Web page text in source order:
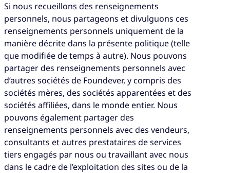
Si nous recueillons des renseignements
personnels, nous partageons et divulguons ces
renseignements personnels uniquement de la
manière décrite dans la présente politique (telle
que modifiée de temps à autre). Nous pouvons
partager des renseignements personnels avec
d’autres sociétés de Foundever, y compris des
sociétés mères, des sociétés apparentées et des
sociétés affiliées, dans le monde entier. Nous
pouvons également partager des
renseignements personnels avec des vendeurs,
consultants et autres prestataires de services
tiers engagés par nous ou travaillant avec nous
dans le cadre de l’exploitation des sites ou de la